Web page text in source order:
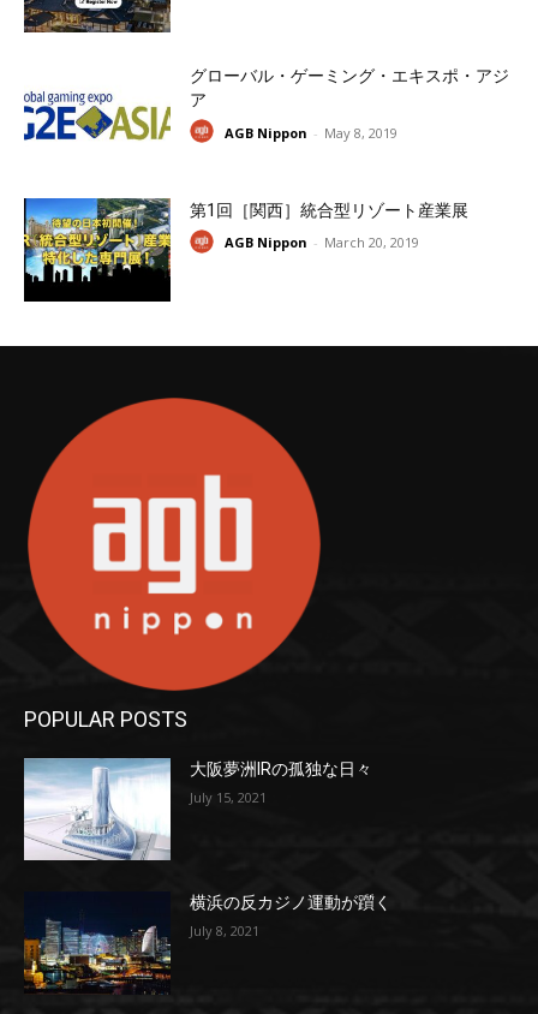
グローバル・ゲーミング・エキスポ・アジ
ア
AGB Nippon - May 8, 2019
第1回［関西］統合型リゾート産業展
AGB Nippon - March 20, 2019
POPULAR POSTS
大阪夢洲IRの孤独な日々
July 15, 2021
横浜の反カジノ運動が躓く
July 8, 2021